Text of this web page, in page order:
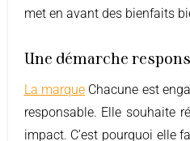
met en avant des bienfaits
Une démarche
La marqueChacune est
responsable. Elle souhaite
impact. C’est pourquoi elle